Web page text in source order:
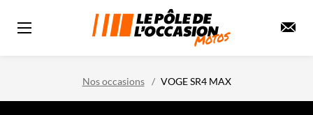
Nos occasions VOGE SR4 MAX